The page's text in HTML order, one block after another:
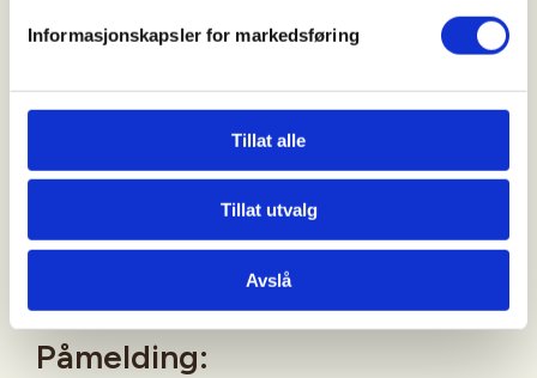
Informasjonskapsler for markedsføring
Tillat alle
Tillat utvalg
Avslå
Kollektivtransport:
"Breivikskiftet rv. 555", derfra er det ca. 10 min
gange til oppmøtestart.
Påmelding: